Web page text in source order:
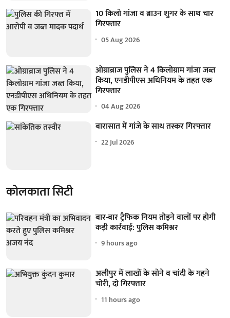
10 किलो गांजा व ब्राउन शुगर के साथ चार
गिरफ्तार
05 Aug 2026
ओग्राब्राज पुलिस ने 4 किलोग्राम गांजा जब्त
किया, एनडीपीएस अधिनियम के तहत एक
गिरफ्तार
04 Aug 2026
बारासात में गांजे के साथ तस्कर गिरफ्तार
22 Jul 2026
कोलकाता सिटी
बार-बार ट्रैफिक नियम तोड़ने वालों पर होगी
कड़ी कार्रवाई: पुलिस कमिश्नर
9 hours ago
अलीपुर में लाखों के सोने व चांदी के गहने
चोरी, दो गिरफ्तार
11 hours ago